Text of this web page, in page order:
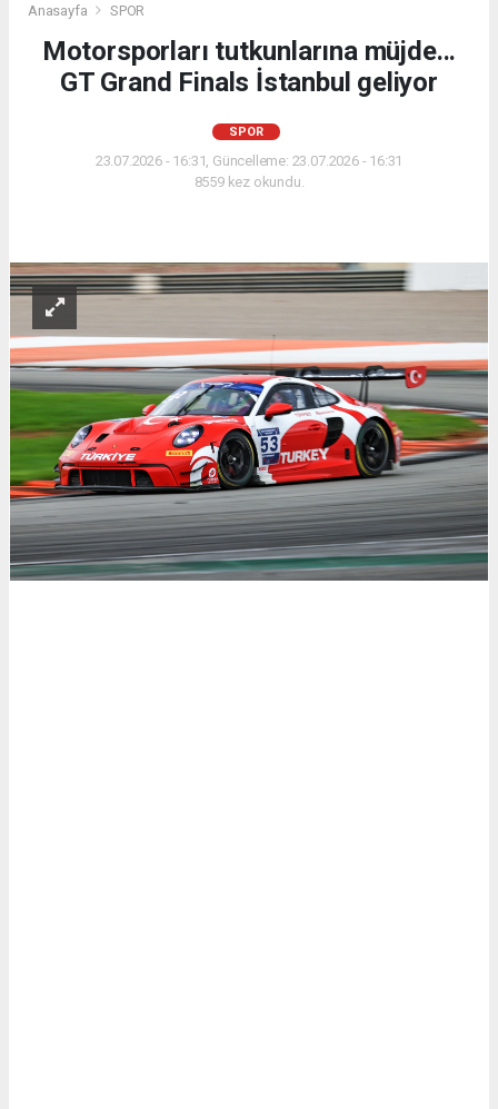
Anasayfa SPOR
Motorsporları tutkunlarına müjde...
GT Grand Finals İstanbul geliyor
SPOR
23.07.2026 - 16:31, Güncelleme: 23.07.2026 - 16:31
8559 kez okundu.